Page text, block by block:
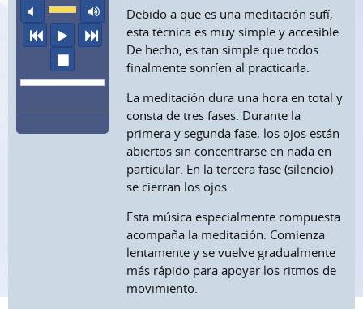
sonido apagadovolumen máximo
anteriorescucharsiguiente
Debido a que es una meditación sufí,
esta técnica es muy simple y accesible.
De hecho, es tan simple que todos
finalmente sonríen al practicarla.
La meditación dura una hora en total y
consta de tres fases. Durante la
primera y segunda fase, los ojos están
abiertos sin concentrarse en nada en
particular. En la tercera fase (silencio)
se cierran los ojos.
Esta música especialmente compuesta
acompaña la meditación. Comienza
lentamente y se vuelve gradualmente
más rápido para apoyar los ritmos de
movimiento.